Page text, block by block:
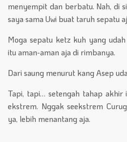
menyempit dan berbatu. Nah, di
saya sama Uwi buat taruh sepatu
Moga sepatu ketz kuh yang
itu aman-aman aja di rimbanya.
Dari saung menurut kang Asep
Tapi, tapi… setengah tahap akhir
ekstrem. Nggak seekstrem
ya, lebih menantang aja.